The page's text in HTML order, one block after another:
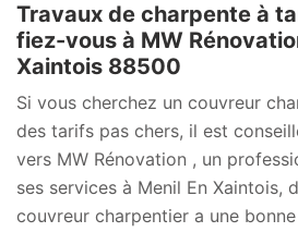
Travaux de charpente à
fiez-vous à MW
Xaintois 88500
Si vous cherchez un couvreur
des tarifs pas chers, il est
vers MW Rénovation , un
ses services à Menil En Xaintois,
couvreur charpentier a une